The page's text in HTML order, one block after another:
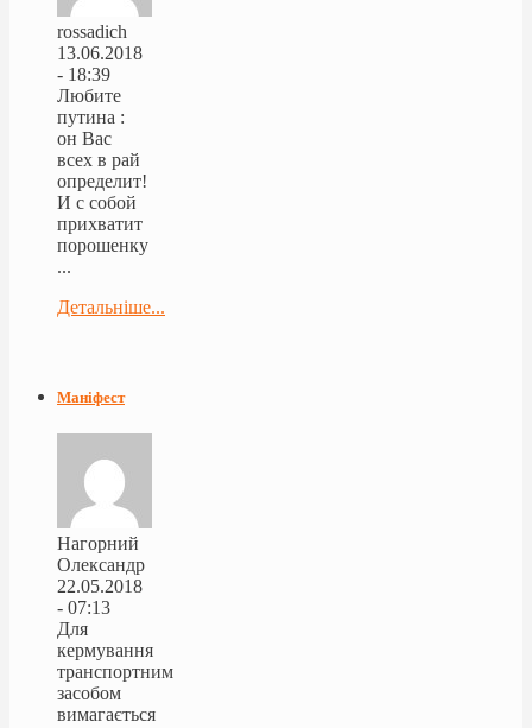
rossadich
13.06.2018
- 18:39
Любите
путина :
он Вас
всех в рай
определит!
И с собой
прихватит
порошенку
...
Детальніше...
Маніфест
Нагорний
Олександр
22.05.2018
- 07:13
Для
кермування
транспортним
засобом
вимагається